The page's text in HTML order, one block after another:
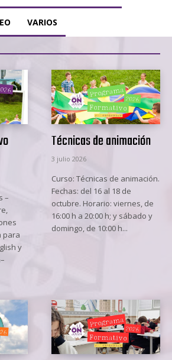
VARIOS
–
para
y
Técnicas de animación
3 julio 2026
Curso: Técnicas de animación.
Fechas: del 16 al 18 de
octubre. Horario: viernes, de
16:00 h a 20:00 h; y sábado y
domingo, de 10:00 h...